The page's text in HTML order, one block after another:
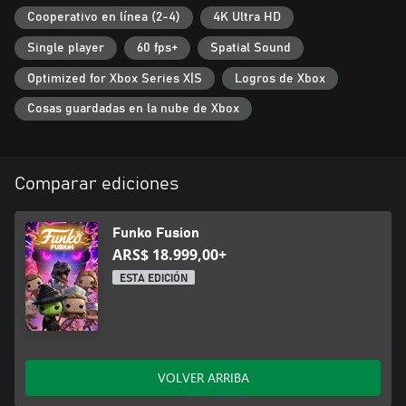
License to Classic Media. The Umbrella Academy © 2024
Universal Content Productions LLC. All Rights Reserved. Xena:
Warrior Princess © 2024 Universal Television LLC.
Cooperativo en línea (2-4) 4K Ultra HD
Single player 60 fps+ Spatial Sound
Optimized for Xbox Series X|S Logros de Xbox
Cosas guardadas en la nube de Xbox
Comparar ediciones
Funko Fusion
ARS$ 18.999,00+
ESTA EDICIÓN
VOLVER ARRIBA